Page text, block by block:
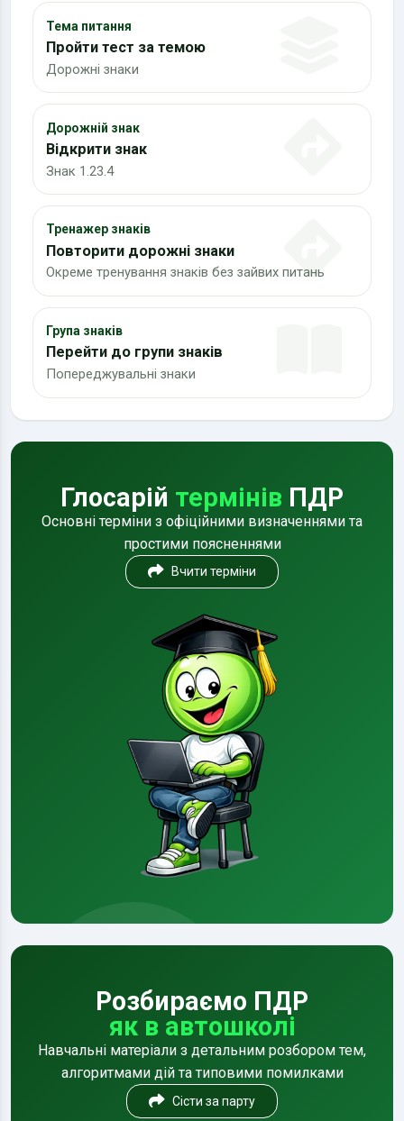
Тема питання
Пройти тест за темою
Дорожні знаки
Дорожній знак
Відкрити знак
Знак 1.23.4
Тренажер знаків
Повторити дорожні знаки
Окреме тренування знаків без зайвих питань
Група знаків
Перейти до групи знаків
Попереджувальні знаки
Глосарій термінів ПДР
Основні терміни з офіційними визначеннями та
простими поясненнями
Вчити терміни
Розбираємо ПДР
як в автошколі
Навчальні матеріали з детальним розбором тем,
алгоритмами дій та типовими помилками
Сісти за парту